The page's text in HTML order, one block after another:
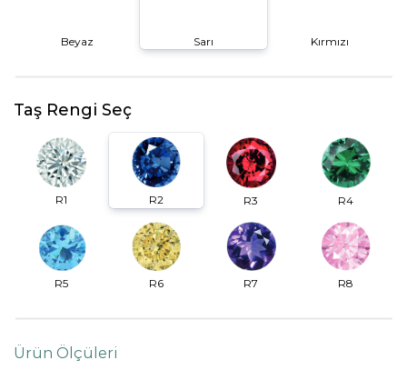
Beyaz Sarı Kırmızı
Taş Rengi Seç
R1 R2 R3 R4
R5 R6 R7 R8
Ürün Ölçüleri